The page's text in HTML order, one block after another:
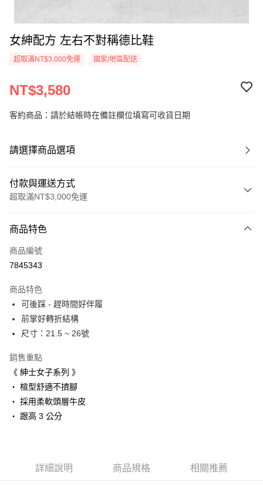
女紳配方 左右不對稱德比鞋
超取滿NT$3,000免運 國家/地區配送
NT$3,580
客約商品：請於結帳時在備註欄位填寫可收貨日期
請選擇商品選項
付款與運送方式
超取滿NT$3,000免運
信用卡一次付款
LINE Pay
街口支付
悠遊付
運送方式
付款後全家取貨
每筆NT$80，滿NT$3,000(含以上)免運費
商品特色
商品編號
7845343
商品特色
可後踩 - 趕時間好伴履
前掌好轉折結構
尺寸：21.5 ~ 26號
銷售重點
《 紳士女子系列 》
・ 楦型舒適不擠腳
・ 採用柔軟頭層牛皮
・ 跟高 3 公分
詳細說明 商品規格 相關推薦